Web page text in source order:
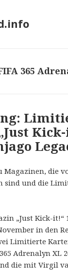
365
Magazinen, die
sind und die
„Just Kick-it!“
in den
Limitierte
Adrenalyn XL
die mit Virgil